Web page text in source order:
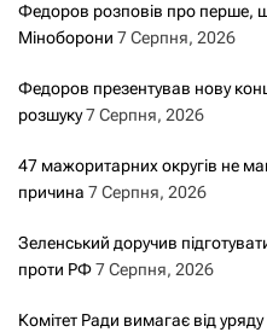
Федоров розповів про перше,
Міноборони 7 Серпня, 2026
Федоров презентував нову
розшуку7 Серпня, 2026
47 мажоритарних округів не
причина 7 Серпня, 2026
Зеленський доручив
проти РФ7 Серпня, 2026
Комітет Ради вимагає від